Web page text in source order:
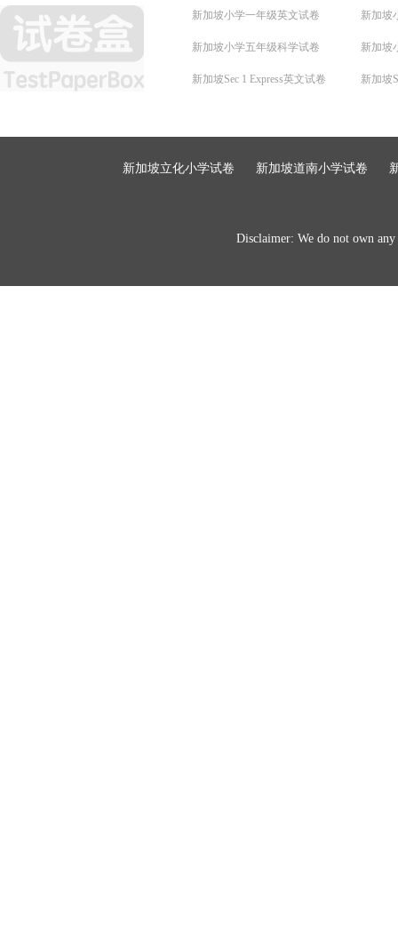
新加坡小学一年级英文试卷 新加坡
新加坡小学五年级科学试卷 新加坡
新加坡Sec 1 Express英文试卷 新加坡
新加坡立化小学试卷 新加坡道南小学试卷
Disclaimer: We do not own